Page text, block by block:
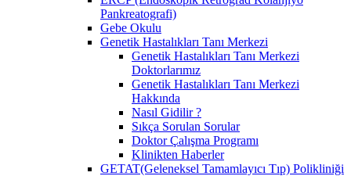
Pankreatografi)
Gebe Okulu
Genetik Hastalıkları Tanı Merkezi
Genetik Hastalıkları Tanı Merkezi
Doktorlarımız
Genetik Hastalıkları Tanı Merkezi
Hakkında
Nasıl Gidilir ?
Sıkça Sorulan Sorular
Doktor Çalışma Programı
Klinikten Haberler
GETAT(Geleneksel Tamamlayıcı Tıp) Polikliniği